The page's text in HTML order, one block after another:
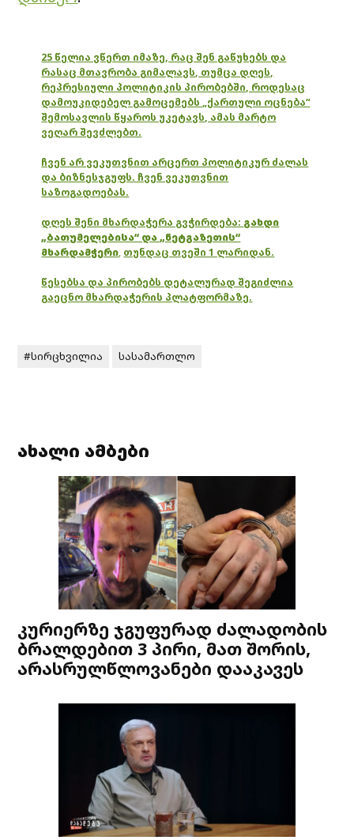
25 წელია ვწერთ იმაზე, რაც შენ გაწუხებს და
რასაც მთავრობა გიმალავს, თუმცა დღეს,
რეპრესიული პოლიტიკის პირობებში, როდესაც
დამოუკიდებელ გამოცემებს „ქართული ოცნება“
შემოსავლის წყაროს უკეტავს, ამას მარტო
ვეღარ შევძლებთ.
ჩვენ არ ვეკუთვნით არცერთ პოლიტიკურ ძალას
და ბიზნესჯგუფს. ჩვენ ვეკუთვნით
საზოგადოებას.
დღეს შენი მხარდაჭერა გვჭირდება: გახდი
„ბათუმელებისა“ და „ნეტგაზეთის“
მხარდამჭერი, თუნდაც თვეში 1 ლარიდან.
წესებსა და პირობებს დეტალურად შეგიძლია
გაეცნო მხარდაჭერის პლატფორმაზე.
#სირცხვილია სასამართლო
ახალი ამბები
კურიერზე ჯგუფურად ძალადობის
ბრალდებით 3 პირი, მათ შორის,
არასრულწლოვანები დააკავეს